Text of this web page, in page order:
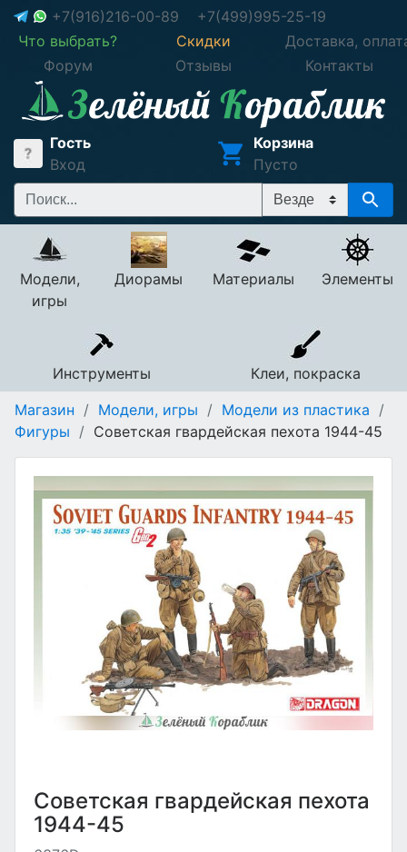
+7(916)216-00-89
+7(499)995-25-19
Что выбрать?
Скидки
Доставка,
Форум
Отзывы Контакты
Гость
Вход
Корзина
Пусто
Модели,
игры
Диорамы Материалы Элементы
Инструменты
Клеи, покраска
Магазин / Модели, игры / Модели из пластика /
Фигуры / Советская гвардейская пехота 1944-45
Советская гвардейская пехота
1944-45